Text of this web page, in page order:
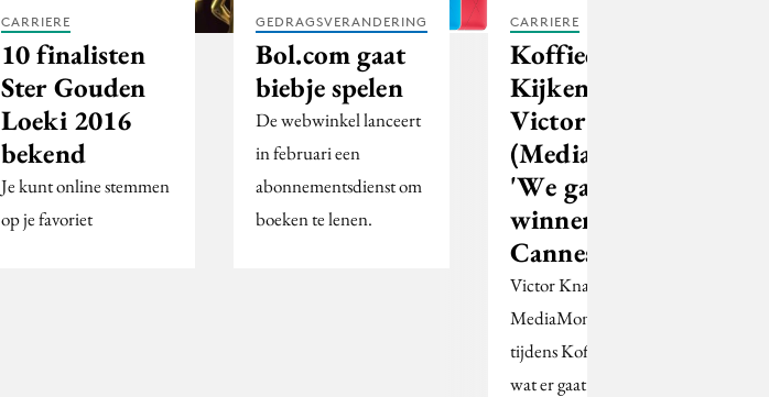
CARRIERE
10 finalisten
Ster Gouden
Loeki 2016
bekend
Je kunt online stemmen
op je favoriet
GEDRAGSVERANDERING
Bol.com gaat
biebje spelen
De webwinkel lanceert
in februari een
abonnementsdienst om
boeken te lenen.
CARRIERE
Koffiedik
Kijken met
Victor Knaap
(MediaMonks):
'We gaan niets
winnen in
Cannes'
Victor Knaap van
MediaMonks voorspelt
tijdens Koffiedik Kijken
wat er gaat gebeuren op